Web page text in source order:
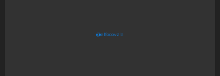
@elfocovzla